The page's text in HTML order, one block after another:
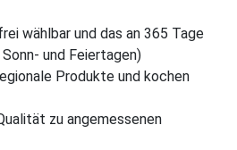
wählbar und das an 365 Tage
und Feiertagen)
Produkte und kochen
zu angemessenen